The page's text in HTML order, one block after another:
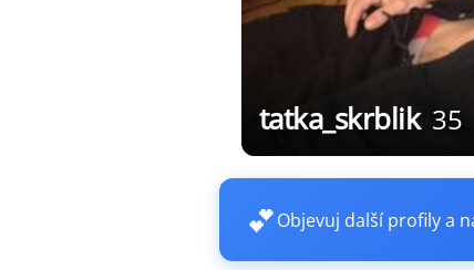
tatka_skrblik 35
💕Objevuj další profily a